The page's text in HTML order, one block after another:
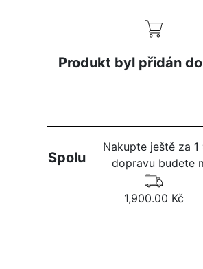
Produkt byl přidán
Spolu
Nakupte ještě za
dopravu budete
1,900.00 Kč